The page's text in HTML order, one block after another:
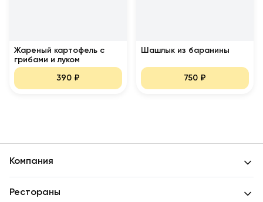
Жареный картофель с
грибами и луком
390 ₽
Шашлык из баранины
750 ₽
Компания
Рестораны